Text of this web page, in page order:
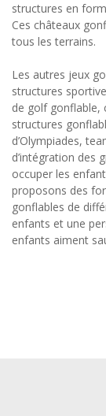
structures en
Ces châteaux
tous les terrains.
Les autres jeux
structures
de golf gonflable,
structures
d’Olympiades,
d’intégration des
occuper les
proposons des
gonflables de
enfants et une
enfants aiment